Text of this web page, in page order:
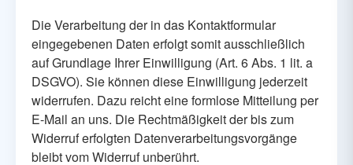
Die Verarbeitung der in das Kontaktformular
eingegebenen Daten erfolgt somit ausschließlich
auf Grundlage Ihrer Einwilligung (Art. 6 Abs. 1 lit. a
DSGVO). Sie können diese Einwilligung jederzeit
widerrufen. Dazu reicht eine formlose Mitteilung per
E-Mail an uns. Die Rechtmäßigkeit der bis zum
Widerruf erfolgten Datenverarbeitungsvorgänge
bleibt vom Widerruf unberührt.